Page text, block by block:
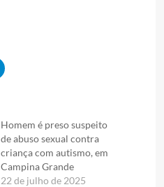
Homem é preso suspeito
de abuso sexual contra
criança com autismo, em
Campina Grande
22 de julho de 2025